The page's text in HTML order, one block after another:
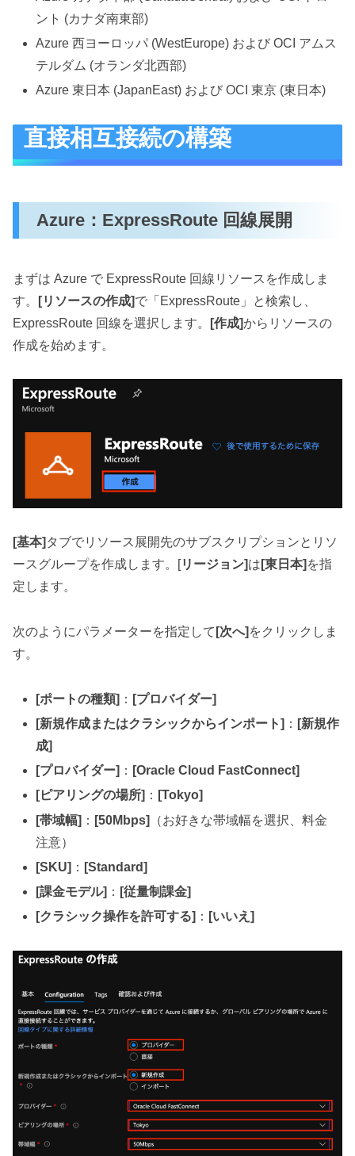
ント (カナダ南東部)
Azure 西ヨーロッパ (WestEurope) および OCI アムス
テルダム (オランダ北西部)
Azure 東日本 (JapanEast) および OCI 東京 (東日本)
直接相互接続の構築
Azure：ExpressRoute 回線展開
まずは Azure で ExpressRoute 回線リソースを作成しま
す。
[リソースの作成]で「ExpressRoute」と検索し、
ExpressRoute 回線を選択します。
[作成]からリソースの
作成を始めます。
[基本] タブでリソース展開先のサブスクリプションとリソ
ースグループを作成します。[リージョン]は [東日本] を指
定します。
次のようにパラメーターを指定して [次へ] をクリックしま
す。
[ポートの種類] ： [プロバイダー]
[新規作成またはクラシックからインポート] ： [新規作
成]
[プロバイダー] ： [Oracle Cloud FastConnect]
[ピアリングの場所] ： [Tokyo]
[帯域幅] ： [50Mbps]
（お好きな帯域幅を選択、料金
注意）
[SKU] ： [Standard]
[課金モデル] ： [従量制課金]
[クラシック操作を許可する] ： [いいえ]